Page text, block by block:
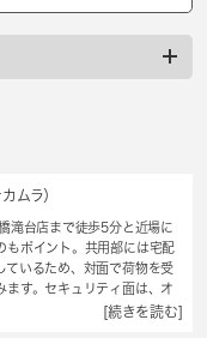
ムラ）
滝台店まで徒歩5分と近場に
もポイント。共用部には宅配
ているため、対面で荷物を受
ます。セキュリティ面は、オ
ンターホンなど充実している
[続きを読む]